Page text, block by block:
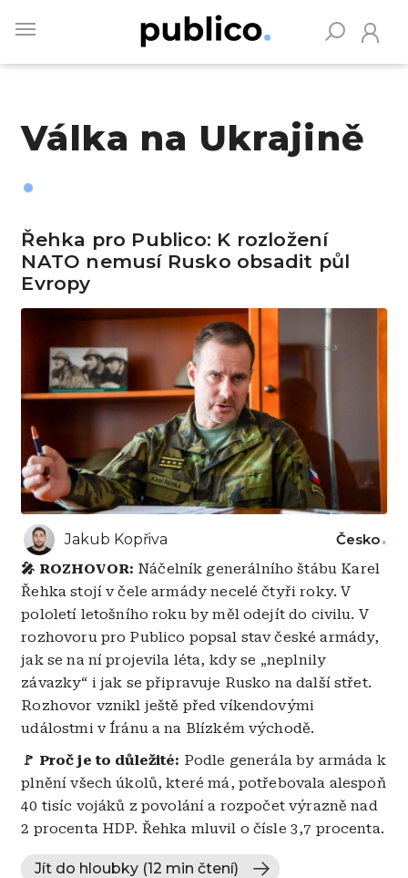
main
Válka na Ukrajině
Řehka pro Publico: K rozložení
NATO nemusí Rusko obsadit půl
Evropy
Jakub Kopřiva Česko
🎤 ROZHOVOR: Náčelník generálního štábu Karel
Řehka stojí v čele armády necelé čtyři roky. V
pololetí letošního roku by měl odejít do civilu. V
rozhovoru pro Publico popsal stav české armády,
jak se na ní projevila léta, kdy se „neplnily
závazky“ i jak se připravuje Rusko na další střet.
Rozhovor vznikl ještě před víkendovými
událostmi v Íránu a na Blízkém východě.
🚩 Proč je to důležité: Podle generála by armáda k
plnění všech úkolů, které má, potřebovala alespoň
40 tisíc vojáků z povolání a rozpočet výrazně nad
2 procenta HDP. Řehka mluvil o čísle 3,7 procenta.
Jít do hloubky (12 min čtení)
Vyhledávejte na Publiku